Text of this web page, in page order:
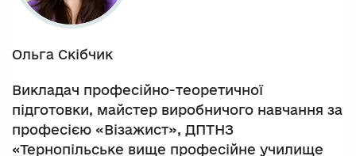
Ольга Скібчик
Викладач професійно-теоретичної
підготовки, майстер виробничого навчання за
професією «Візажист», ДПТНЗ
«Тернопільське вище професійне училище